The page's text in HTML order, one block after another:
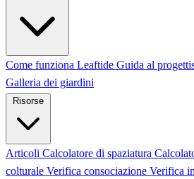
Come funziona Leaftide Guida al
Galleria dei giardini
Risorse
Articoli Calcolatore di spaziatura
colturale Verifica consociazione Verifica